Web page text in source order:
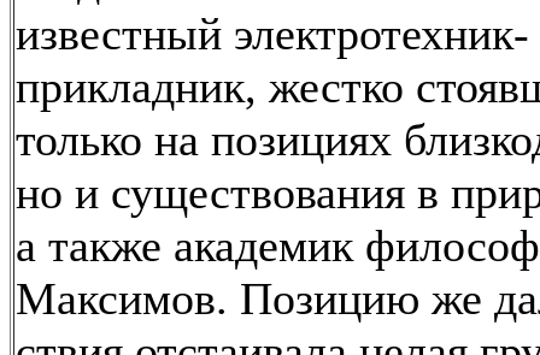
известный электротехник-
прикладник, жестко
только на позициях
но и существования в
а также академик
Максимов. Позицию же